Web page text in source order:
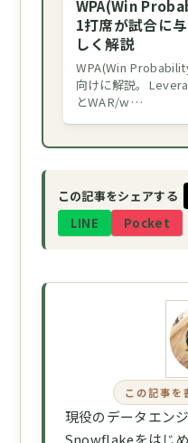
WPA(Win
1打席が試合に
しく解説
WPA(Win
向けに解説。
とWAR/w…
この記事をシェアする
LINE
Pocket
この記事を
現役のデータエン
Snowflakeをはじ